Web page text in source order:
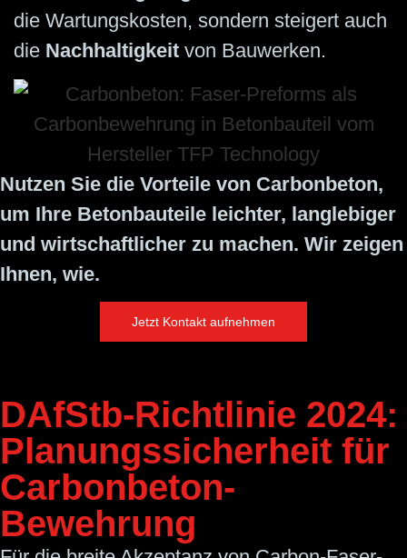
die Wartungskosten, sondern steigert auch
die Nachhaltigkeit von Bauwerken.
Nutzen Sie die Vorteile von Carbonbeton,
um Ihre Betonbauteile leichter, langlebiger
und wirtschaftlicher zu machen. Wir zeigen
Ihnen, wie.
Jetzt Kontakt aufnehmen
DAfStb-Richtlinie 2024:
Planungs­sicherheit für
Carbonbeton-
Bewehrung